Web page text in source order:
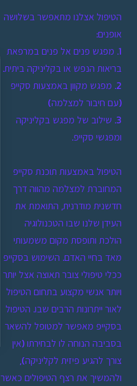
הטיפול אצלנו מתאפשר בשלושה
אופנים:
1. מפגש פנים אל פנים במרפאת
בריאות הנפש או בקליניקה ביתית.
2. מפגש מקוון באמצעות סקייפ
(עם חיבור למצלמה)
3. שילוב של מפגש בקליניקה
ומפגשי סקייפ.
הטיפול באמצעות תוכנת סקייפ
המחוברת למצלמה מהווה דרך
חדשנית מודרנית, התואמת את
העידן שלנו שבו הטכנולוגיה
הולכת ותופסת מקום משמעותי
מאד בחיי האדם. השימוש בסקייפ
ככלי טיפולי צובר תאוצה אצל יותר
ויותר אנשי מקצוע בתחום הטיפול
לאור ייתרונות הרבים שבו. הטיפול
בסקייפ מאפשר למטופל להשאר
בסביבה הנוחה לו לבחירתו (אין
צורך להגיע פיזית לקליניקה),
ולהמשיך את רצף הטיפולים כאשר